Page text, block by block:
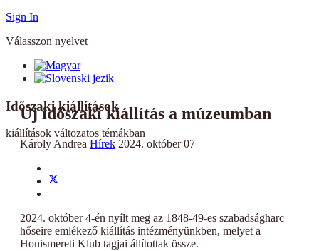
Sign In
Válasszon nyelvet
Időszaki kiállítások
kiállítások változatos témákban
Új időszaki kiállítás a múzeumban
Károly Andrea Hírek 2024. október 07
2024. október 4-én nyílt meg az 1848-49-es szabadságharc
hőseire emlékező kiállítás intézményünkben, melyet a
Honismereti Klub tagjai állítottak össze.